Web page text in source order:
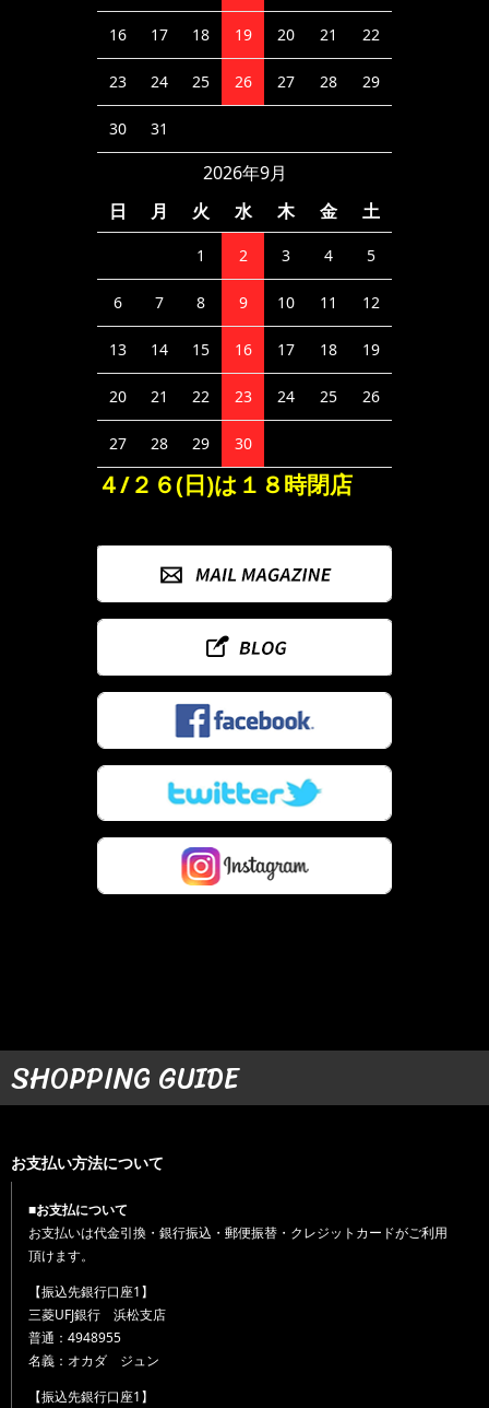
16 17 18 19 20 21 22
23 24 25 26 27 28 29
30 31
2026年9月
日
月 火 水 木 金 土
1 2 3 4 5
6 7 8 9 10 11 12
13 14 15 16 17 18 19
20 21 22 23 24 25 26
27 28 29 30
４/２６(日)は１８時閉店
SHOPPING GUIDE
お支払い方法について
■お支払について
お支払いは代金引換・銀行振込・郵便振替・クレジットカードがご利用
頂けます。
【振込先銀行口座1】
三菱UFJ銀行 浜松支店
普通：4948955
名義：オカダ ジュン
【振込先銀行口座1】